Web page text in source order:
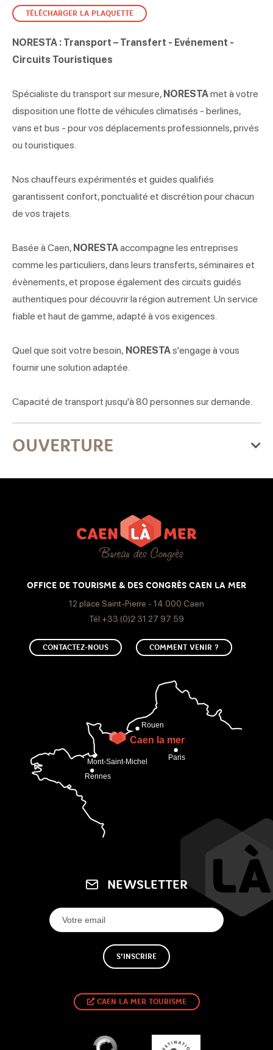
TÉLÉCHARGER LA PLAQUETTE
NORESTA : Transport – Transfert - Evénement -
Circuits Touristiques
Spécialiste du transport sur mesure, NORESTAmet à votre
disposition une flotte de véhicules climatisés - berlines,
vans et bus - pour vos déplacements professionnels, privés
ou touristiques.
Nos chauffeurs expérimentés et guides qualifiés
garantissent confort, ponctualité et discrétion pour chacun
de vos trajets.
Basée à Caen, NORESTAaccompagne les entreprises
comme les particuliers, dans leurs transferts, séminaires et
évènements, et propose également des circuits guidés
authentiques pour découvrir la région autrement. Un service
fiable et haut de gamme, adapté à vos exigences.
Quel que soit votre besoin, NORESTAs'engage à vous
fournir une solution adaptée.
Capacité de transport jusqu'à 80 personnes sur demande.
OUVERTURE
Du jeudi 01 janvier 2026
Lundi
Ouvert
Ouvert
Mercredi
Ouvert
Vendredi
Ouvert
Samedi
Toute l'année, 7j/7.
OFFICE DE TOURISME & DES CONGRÈS CAEN LA MER
12 place Saint-Pierre - 14 000 Caen
Tél.+33 (0)2 31 27 97 59
CONTACTEZ-NOUS COMMENT VENIR ?
NEWSLETTER
S'INSCRIRE
CAEN LA MER TOURISME